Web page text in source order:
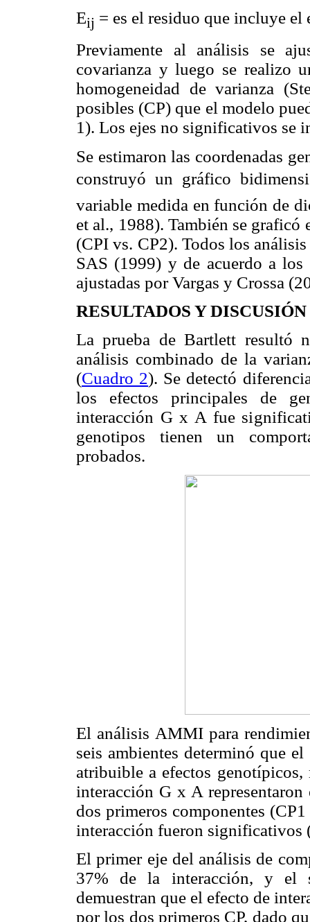
Eij = es el residuo que incluye el
Previamente al análisis se
covarianza y luego se realizo
homogeneidad de varianza
posibles (CP) que el modelo
1). Los ejes no significativos se
Se estimaron las coordenadas
construyó un gráfico
variable medida en función de
et al., 1988). También se
(CPI vs. CP2). Todos los
SAS (1999) y de acuerdo a los
ajustadas por Vargas y Crossa
RESULTADOS Y DISCUSIÓN
La prueba de Bartlett resultó
análisis combinado de la
(Cuadro 2). Se detectó
los efectos principales de
interacción G x A fue
genotipos tienen un
probados.
El análisis AMMI para
seis ambientes determinó que
atribuible a efectos
interacción G x A
dos primeros componentes
interacción fueron significativos
El primer eje del análisis de
37% de la interacción, y el
demuestran que el efecto de
por los dos primeros CP, dado